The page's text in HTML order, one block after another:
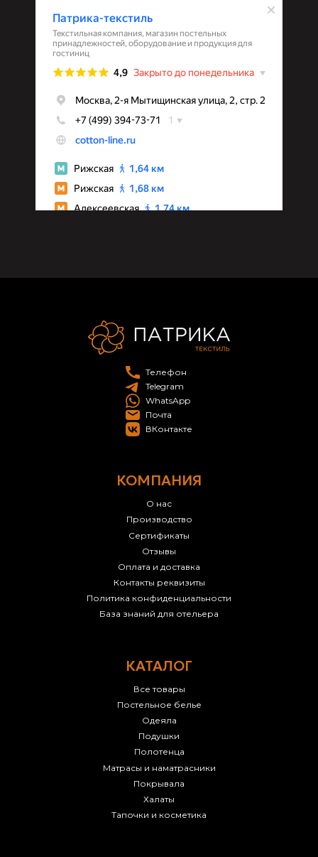
Телефон
Telegram
WhatsApp
Почта
ВКонтакте
КОМПАНИЯ
О нас
Производство
Сертификаты
Отзывы
Оплата и доставка
Контакты реквизиты
Политика конфиденциальности
База знаний для отельера
КАТАЛОГ
Все товары
Постельное белье
Одеяла
Подушки
Полотенца
Матрасы и наматрасники
Покрывала
Халаты
Тапочки и косметика